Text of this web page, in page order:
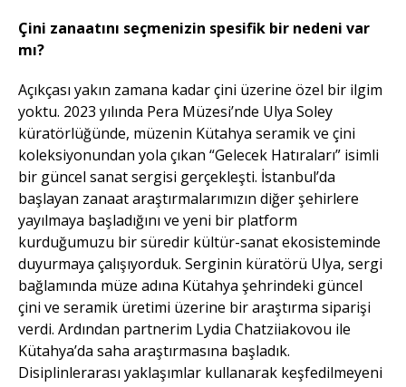
Çini zanaatını seçmenizin spesifik bir nedeni var
mı?
Açıkçası yakın zamana kadar çini üzerine özel bir ilgim
yoktu. 2023 yılında Pera Müzesi’nde Ulya Soley
küratörlüğünde, müzenin Kütahya seramik ve çini
koleksiyonundan yola çıkan “Gelecek Hatıraları” isimli
bir güncel sanat sergisi gerçekleşti. İstanbul’da
başlayan zanaat araştırmalarımızın diğer şehirlere
yayılmaya başladığını ve yeni bir platform
kurduğumuzu bir süredir kültür-sanat ekosisteminde
duyurmaya çalışıyorduk. Serginin küratörü Ulya, sergi
bağlamında müze adına Kütahya şehrindeki güncel
çini ve seramik üretimi üzerine bir araştırma siparişi
verdi. Ardından partnerim Lydia Chatziiakovou ile
Kütahya’da saha araştırmasına başladık.
Disiplinlerarası yaklaşımlar kullanarak keşfedilmeyeni